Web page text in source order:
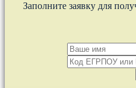
Заполните заявку для